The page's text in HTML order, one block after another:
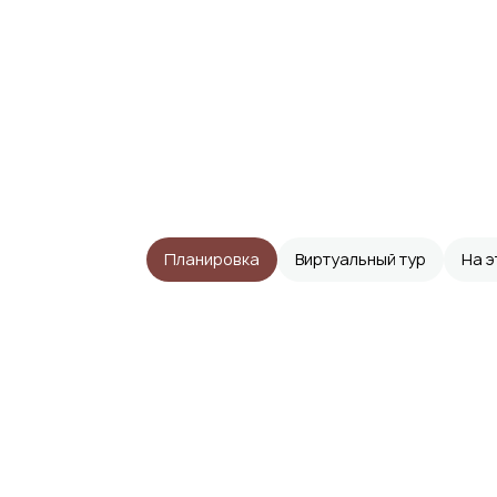
Планировка Виртуальный тур На